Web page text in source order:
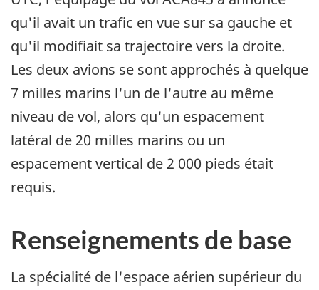
qu'il avait un trafic en vue sur sa gauche et
qu'il modifiait sa trajectoire vers la droite.
Les deux avions se sont approchés à quelque
7 milles marins l'un de l'autre au même
niveau de vol, alors qu'un espacement
latéral de 20 milles marins ou un
espacement vertical de 2 000 pieds était
requis.
Renseignements de base
La spécialité de l'espace aérien supérieur du